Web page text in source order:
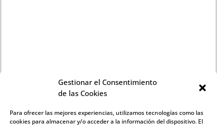
Gestionar el Consentimiento
de las Cookies
Para ofrecer las mejores experiencias, utilizamos tecnologías como las
cookies para almacenar y/o acceder a la información del dispositivo. El